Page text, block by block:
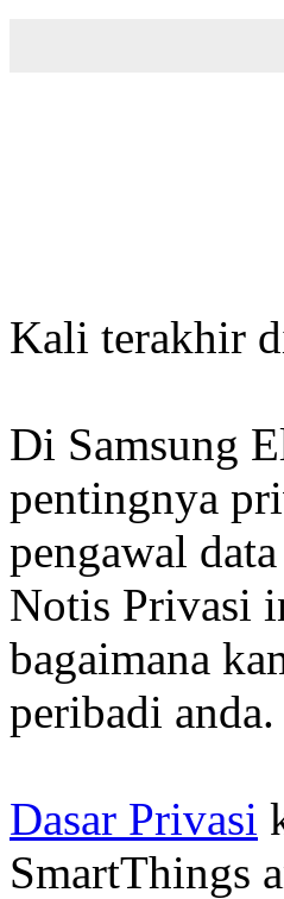
Kali terakhir
Di Samsung
pentingnya
pengawal
Notis Privasi
bagaimana
peribadi anda.
Dasar Privasi
SmartThings